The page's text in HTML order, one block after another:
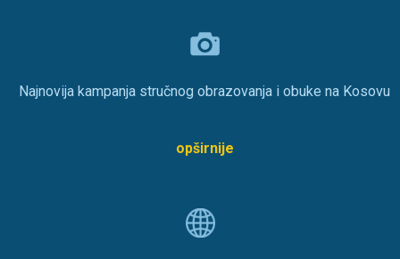
Najnovija kampanja stručnog obrazovanja i obuke na Kosovu
opširnije